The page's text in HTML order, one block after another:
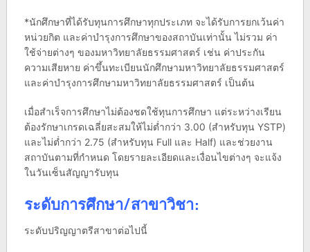
*นักศึกษาที่ได้รับทุนการศึกษาทุกประเภท จะได้รับการยกเว้นค่า
หน่วยกิต และค่าบํารุงการศึกษาของสถาบันเท่านั้น ไม่รวม ค่า
ใช้จ่ายต่างๆ ของมหาวิทยาลัยธรรมศาสตร์ เช่น ค่าประกัน
ความเสียหาย ค่าขึ้นทะเบียนนักศึกษามหาวิทยาลัยธรรมศาสตร์
และค่าบํารุงการศึกษามหาวิทยาลัยธรรมศาสตร์ เป็นต้น
เมื่อสําเร็จการศึกษาไม่ต้องชดใช้ทุนการศึกษา แต่ระหว่างเรียน
ต้องรักษาเกรดเฉลี่ยสะสมให้ไม่ต่ำกว่า 3.00 (สําหรับทุน YSTP)
และไม่ต่ำกว่า 2.75 (สําหรับทุน Full และ Half) และช่วยงาน
สถาบันตามที่กําหนด โดยรายละเอียดและเงื่อนไขต่างๆ จะแจ้ง
ในวันเซ็นสัญญารับทุน
ระดับการศึกษา/สาขาวิชา:
ระดับปริญญาตรีสาขาต่อไปนี้